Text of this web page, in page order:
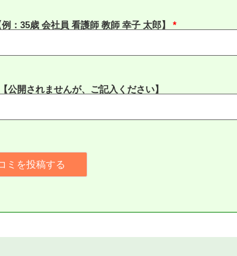
：35歳 会社員 看護師 教師 幸子 太郎】
【公開されませんが、ご記入ください】